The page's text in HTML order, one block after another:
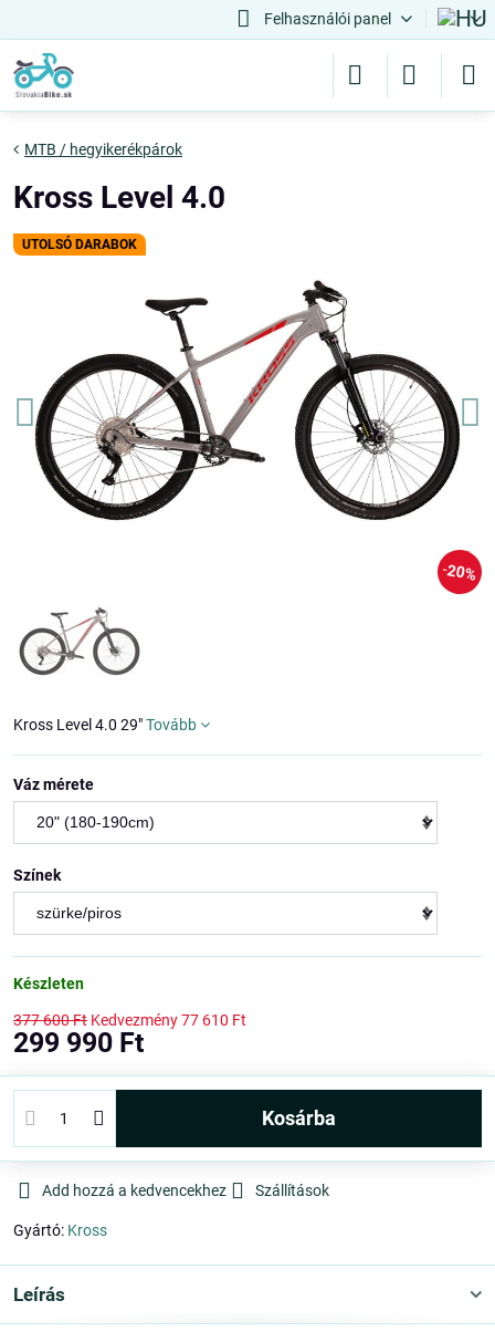
Felhasználói panel
UTOLSÓ DARABOK
20%
MTB / hegyikerékpárok
Kross Level 4.0
Kross Level 4.0 29"Tovább
Váz mérete
Színek
Készleten
377 600 Ft Kedvezmény77 610 Ft
299 990 Ft
kosárba
Add hozzá a kedvencekhez Szállítások
Gyártó: Kross
Leírás